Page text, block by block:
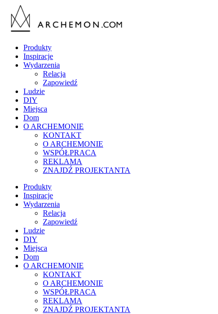
Produkty
Inspiracje
Wydarzenia
Relacja
Zapowiedź
Ludzie
DIY
Miejsca
Dom
O ARCHEMONIE
KONTAKT
O ARCHEMONIE
WSPÓŁPRACA
REKLAMA
ZNAJDŹ PROJEKTANTA
Produkty
Inspiracje
Wydarzenia
Relacja
Zapowiedź
Ludzie
DIY
Miejsca
Dom
O ARCHEMONIE
KONTAKT
O ARCHEMONIE
WSPÓŁPRACA
REKLAMA
ZNAJDŹ PROJEKTANTA